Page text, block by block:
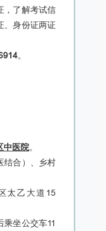
，了解考试信
、身份证两证
。
中医院。
结合）、乡村
太乙大道15
乘坐公交车11